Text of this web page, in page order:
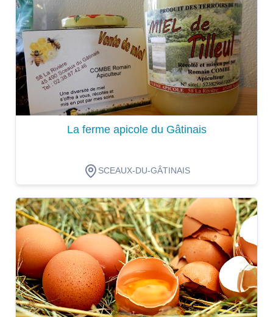
Dégustation
La ferme apicole du Gâtinais
SCEAUX-DU-GÂTINAIS
Dégustation